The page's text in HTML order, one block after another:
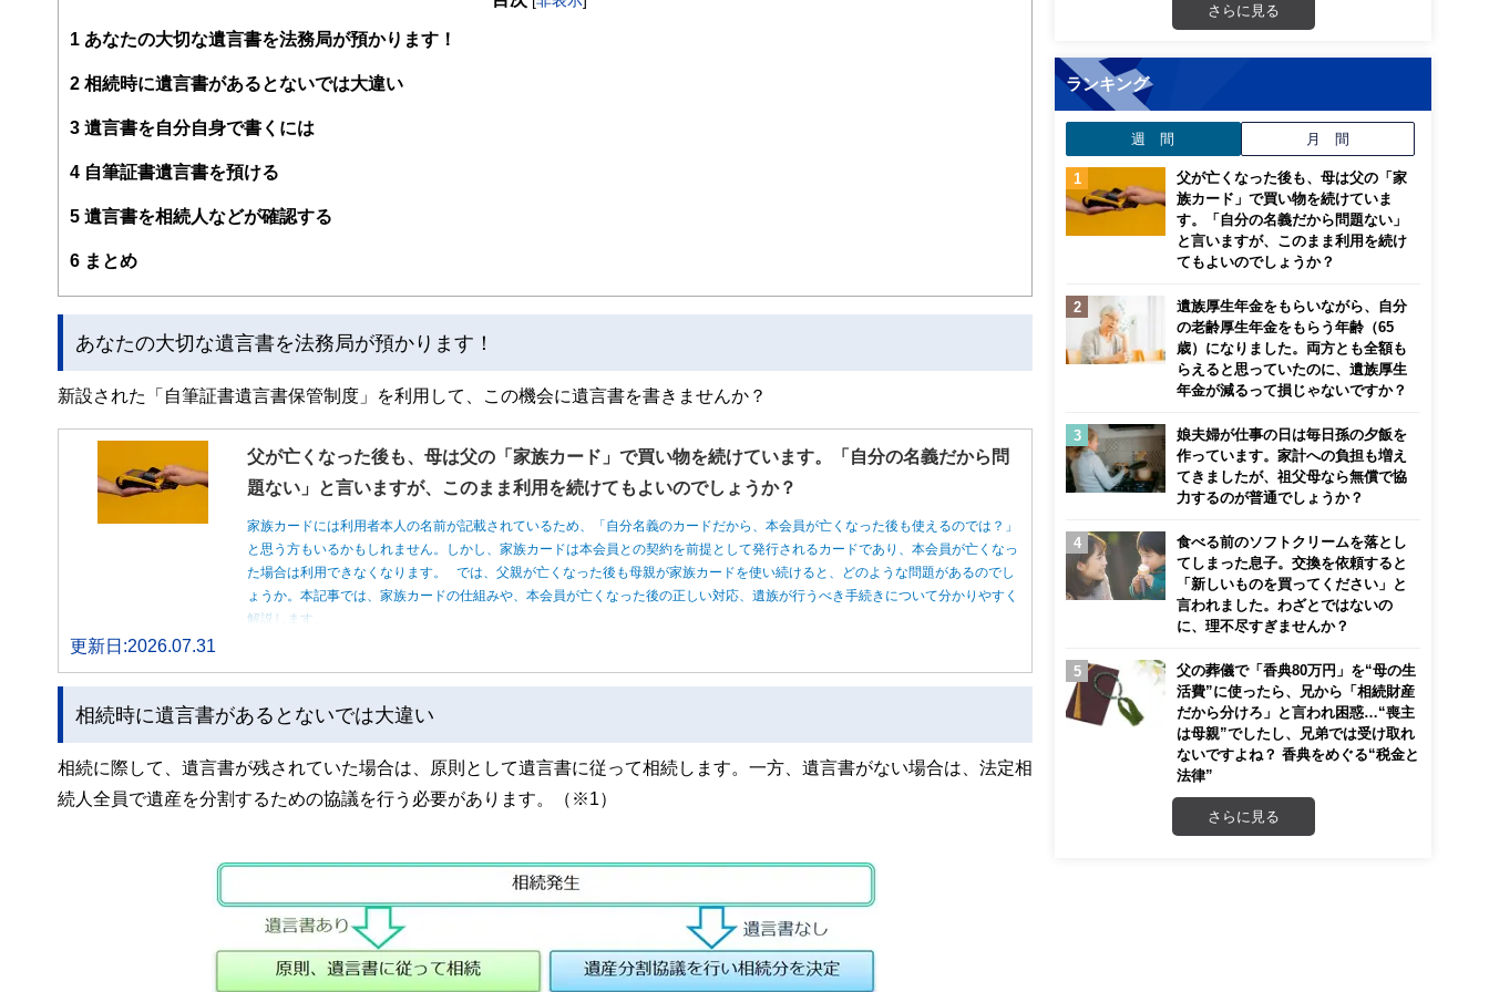
1 あなたの大切な遺言書を法務局が預かります！
2 相続時に遺言書があるとないでは大違い
3 遺言書を自分自身で書くには
4 自筆証書遺言書を預ける
5 遺言書を相続人などが確認する
6 まとめ
あなたの大切な遺言書を法務局が預かります！
新設された「自筆証書遺言書保管制度」を利用して、この機会に遺言書を書きませんか？
父が亡くなった後も、母は父の「家族カード」で買い物を続けています。「自分の名義だから問
題ない」と言いますが、このまま利用を続けてもよいのでしょうか？
家族カードには利用者本人の名前が記載されているため、「自分名義のカードだから、本会員が亡くなった後も使えるのでは？」
と思う方もいるかもしれません。しかし、家族カードは本会員との契約を前提として発行されるカードであり、本会員が亡くなっ
た場合は利用できなくなります。 では、父親が亡くなった後も母親が家族カードを使い続けると、どのような問題があるのでし
ょうか。本記事では、家族カードの仕組みや、本会員が亡くなった後の正しい対応、遺族が行うべき手続きについて分かりやすく
解説します。
更新日:2026.07.31
相続時に遺言書があるとないでは大違い
相続に際して、遺言書が残されていた場合は、原則として遺言書に従って相続します。一方、遺言書がない場合は、法定相
続人全員で遺産を分割するための協議を行う必要があります。（※1）
さらに見る
ランキング
週 間 月 間
父が亡くなった後も、母は父の「家
族カード」で買い物を続けていま
す。「自分の名義だから問題ない」
と言いますが、このまま利用を続け
てもよいのでしょうか？
遺族厚生年金をもらいながら、自分
の老齢厚生年金をもらう年齢（65
歳）になりました。両方とも全額も
らえると思っていたのに、遺族厚生
年金が減るって損じゃないですか？
娘夫婦が仕事の日は毎日孫の夕飯を
作っています。家計への負担も増え
てきましたが、祖父母なら無償で協
力するのが普通でしょうか？
食べる前のソフトクリームを落とし
てしまった息子。交換を依頼すると
「新しいものを買ってください」と
言われました。わざとではないの
に、理不尽すぎませんか？
父の葬儀で「香典80万円」を“母の生
活費”に使ったら、兄から「相続財産
だから分けろ」と言われ困惑…“喪主
は母親”でしたし、兄弟では受け取れ
ないですよね？ 香典をめぐる“税金と
法律”
さらに見る